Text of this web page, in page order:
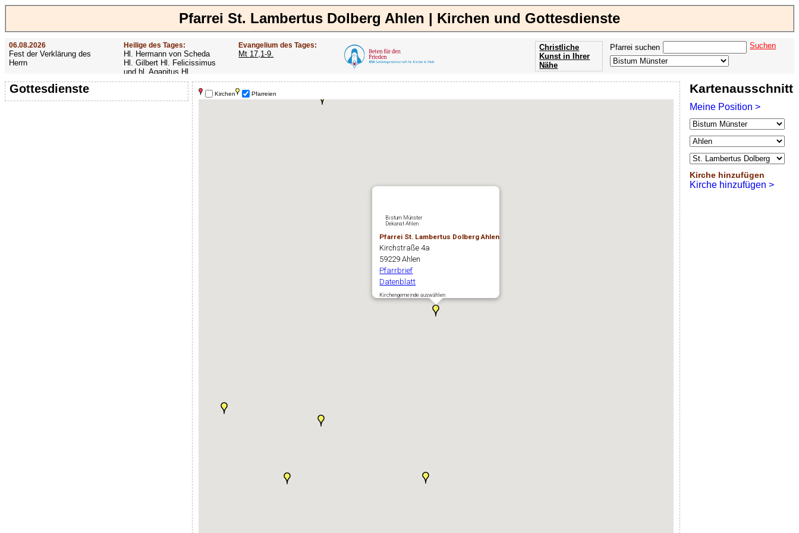
Pfarrei St. Lambertus Dolberg Ahlen | Kirchen und Gottesdienste
06.08.2026
Fest der Verklärung des
Herrn
Heilige des Tages:
Hl. Hermann von Scheda
Hl. Gilbert Hl. Felicissimus
und hl. Agapitus Hl.
Gezelinus (Gozelin)
Evangelium des Tages:
Mt 17,1-9.
Pfarrei suchen Suchen
Christliche
Kunst in Ihrer
Nähe
Offenbarung
der Apokalypse
des Johannes
Gottesdienste Kartenausschnitt
Meine Position >
Kirche hinzufügen
Kirche hinzufügen >
Kirchen Pfarreien
Bistum Münster
Dekanat Ahlen
Pfarrei St. Lambertus Dolberg Ahlen
Kirchstraße 4a
59229 Ahlen
Pfarrbrief
Datenblatt
Kirchengemeinde auswählen